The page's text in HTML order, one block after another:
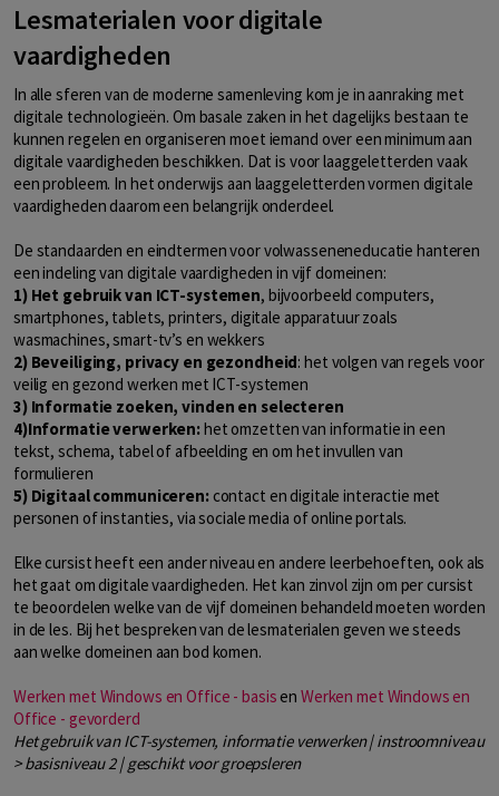
Lesmaterialen voor digitale
vaardigheden
In alle sferen van de moderne samenleving kom je in aanraking met
digitale technologieën. Om basale zaken in het dagelijks bestaan te
kunnen regelen en organiseren moet iemand over een minimum aan
digitale vaardigheden beschikken. Dat is voor laaggeletterden vaak
een probleem. In het onderwijs aan laaggeletterden vormen digitale
vaardigheden daarom een belangrijk onderdeel.
De standaarden en eindtermen voor volwasseneneducatie hanteren
een indeling van digitale vaardigheden in vijf domeinen:
1) Het gebruik van ICT-systemen, bijvoorbeeld computers,
smartphones, tablets, printers, digitale apparatuur zoals
wasmachines, smart-tv’s en wekkers
2) Beveiliging, privacy en gezondheid: het volgen van regels voor
veilig en gezond werken met ICT-systemen
3) Informatie zoeken, vinden en selecteren
4)Informatie verwerken:het omzetten van informatie in een
tekst, schema, tabel of afbeelding en om het invullen van
formulieren
5) Digitaal communiceren:contact en digitale interactie met
personen of instanties, via sociale media of online portals.
Elke cursist heeft een ander niveau en andere leerbehoeften, ook als
het gaat om digitale vaardigheden. Het kan zinvol zijn om per cursist
te beoordelen welke van de vijf domeinen behandeld moeten worden
in de les. Bij het bespreken van de lesmaterialen geven we steeds
aan welke domeinen aan bod komen.
Werken met Windows en Office - basisen Werken met Windows en
Office - gevorderd
Het gebruik van ICT-systemen, informatie verwerken | instroomniveau
> basisniveau 2 | geschikt voor groepsleren